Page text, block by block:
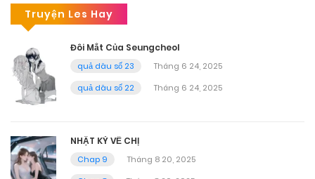
Truyện Les Hay
Đôi Mắt Của Seungcheol
quả dâu số 23
Tháng 6 24, 2025
quả dâu số 22
Tháng 6 24, 2025
NHẬT KÝ VỀ CHỊ
Chap 9
Tháng 8 20, 2025